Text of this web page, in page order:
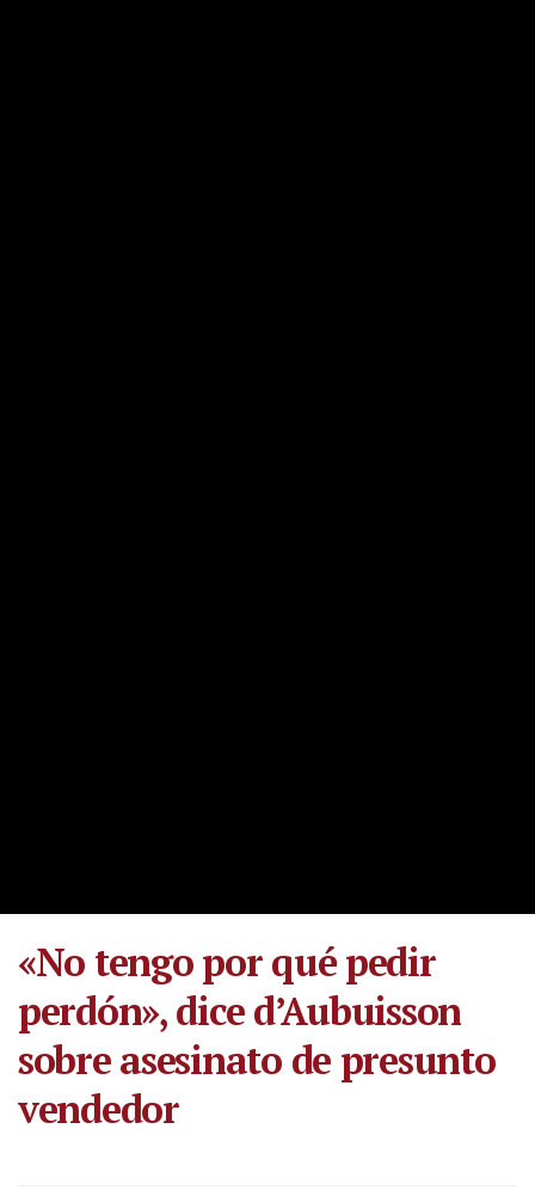
«No tengo por qué pedir
perdón», dice d’Aubuisson
sobre asesinato de presunto
vendedor